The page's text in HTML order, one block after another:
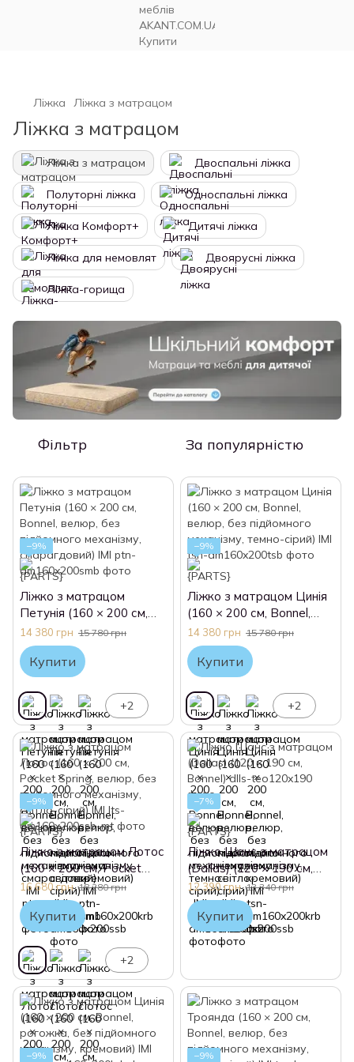
Ліжка Ліжка з матрацом
Ліжка з матрацом
Ліжка з матрацом Двоспальні ліжка
Полуторні ліжка Односпальні ліжка
Ліжка Комфорт+ Дитячі ліжка
Ліжка для немовлят Двоярусні ліжка
Ліжка-горища
Фільтр За популярністю
−9%
Ліжко з матрацом
Петунія (160 × 200 см,
Bonnel, велюр, без
підйомного механізму,
смарагдовий) IMI
14 380 грн 15 780 грн
Купити
+2
−9%
Ліжко з матрацом Цинія
(160 × 200 см, Bonnel,
велюр, без підйомного
механізму, темно-сірий)
IMI
14 380 грн 15 780 грн
Купити
+2
−9%
Ліжко з матрацом Лотос
(160 × 200 см, Pocket
Spring, велюр, без
підйомного механізму,
світло-сірий) IMI
16 680 грн 18 280 грн
Купити
+2
−7%
Ліжко Шанс з матрацом
(Dallas) (120 × 190 см,
Bonnel)
12 390 грн 13 340 грн
Купити
−9% −9%